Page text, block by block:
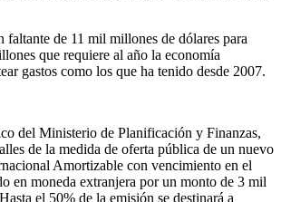
faltante de 11 mil millones de dólares para
que requiere al año la economía
gastos como los que ha tenido desde 2007.
del Ministerio de Planificación y Finanzas,
de la medida de oferta pública de un nuevo
Amortizable con vencimiento en el
en moneda extranjera por un monto de 3 mil
el 50% de la emisión se destinará a